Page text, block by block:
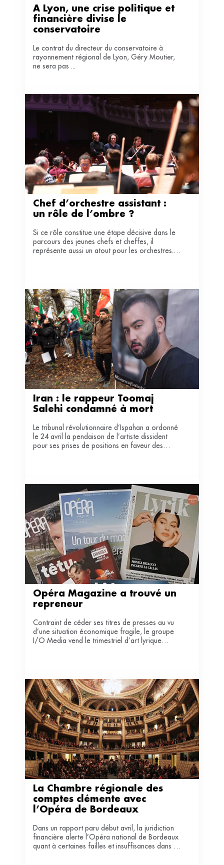
À Lyon, une crise politique et
financière divise le
Le contrat du directeur du conservatoire à
rayonnement régional de Lyon, Géry Moutier,
ne sera pas ...
Chef d’orchestre assistant :
un rôle de l’ombre ?
Si ce rôle constitue une étape décisive dans le
parcours des jeunes chefs et cheffes, il
représente aussi un atout pour les orchestres.
Iran : le rappeur Toomaj
Salehi condamné à mort
Le tribunal révolutionnaire d’Ispahan a ordonné
le 24 avril la pendaison de l’artiste dissident
pour ses prises de positions en faveur des
Opéra Magazine a trouvé un
repreneur
Contraint de céder ses titres de presses au vu
d’une situation économique fragile, le groupe
I/O Media vend le trimestriel d’art lyrique
La Chambre régionale des
comptes clémente avec
l’Opéra de Bordeaux
Dans un rapport paru début avril, la juridiction
financière alerte l’Opéra national de Bordeaux
quant à certaines failles et insuffisances dans sa